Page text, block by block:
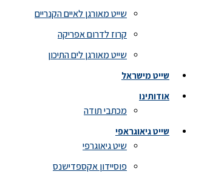
שייט מאורגן לאיים הקנריים
קרוז לדרום אפריקה
שייט מאורגן לים התיכון
שייט מישראל
אודותינו
מכתבי תודה
שייט גיאוגראפי
שיט גיאוגרפי
פוסיידון אקספדישנס